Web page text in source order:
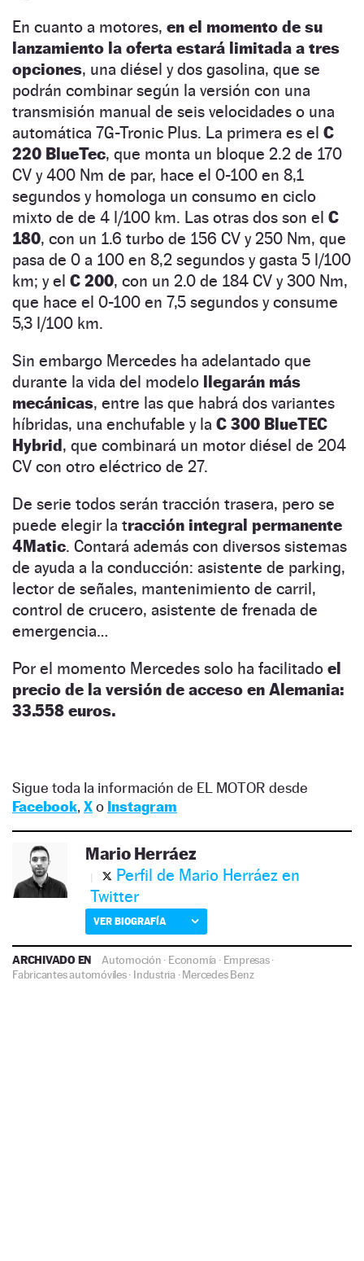
En cuanto a motores, en el momento de su
lanzamiento la oferta estará limitada a tres
opciones, una diésel y dos gasolina, que se
podrán combinar según la versión con una
transmisión manual de seis velocidades o una
automática 7G-Tronic Plus. La primera es el C
220 BlueTec, que monta un bloque 2.2 de 170
CV y 400 Nm de par, hace el 0-100 en 8,1
segundos y homologa un consumo en ciclo
mixto de de 4 l/100 km. Las otras dos son el C
180, con un 1.6 turbo de 156 CV y 250 Nm, que
pasa de 0 a 100 en 8,2 segundos y gasta 5 l/100
km; y el C 200, con un 2.0 de 184 CV y 300 Nm,
que hace el 0-100 en 7,5 segundos y consume
5,3 l/100 km.
Sin embargo Mercedes ha adelantado que
durante la vida del modelo llegarán más
mecánicas, entre las que habrá dos variantes
híbridas, una enchufable y la C 300 BlueTEC
Hybrid, que combinará un motor diésel de 204
CV con otro eléctrico de 27.
De serie todos serán tracción trasera, pero se
puede elegir la tracción integral permanente
4Matic. Contará además con diversos sistemas
de ayuda a la conducción: asistente de parking,
lector de señales, mantenimiento de carril,
control de crucero, asistente de frenada de
emergencia…
Por el momento Mercedes solo ha facilitado el
precio de la versión de acceso en Alemania:
33.558 euros.
Sigue toda la información de EL MOTOR desde
Facebook, Xo Instagram
Mario Herráez
Perfil de Mario Herráez en
Twitter
VER BIOGRAFÍA
ARCHIVADO EN Automoción · Economía · Empresas·
Fabricantes automóviles· Industria·Mercedes Benz